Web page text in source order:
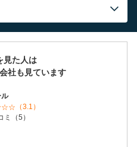
見た人は
社も見ています
ル
（3.1）
ミ（5）